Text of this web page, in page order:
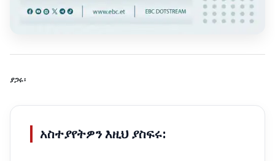
ያጋሩ፡
አስተያየትዎን እዚህ ያስፍሩ: